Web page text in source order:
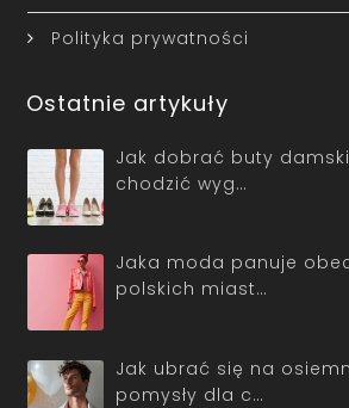
Polityka prywatności
Ostatnie artykuły
Jak dobrać buty
chodzić wyg…
Jaka moda panuje
polskich miast…
Jak ubrać się na
pomysły dla c…